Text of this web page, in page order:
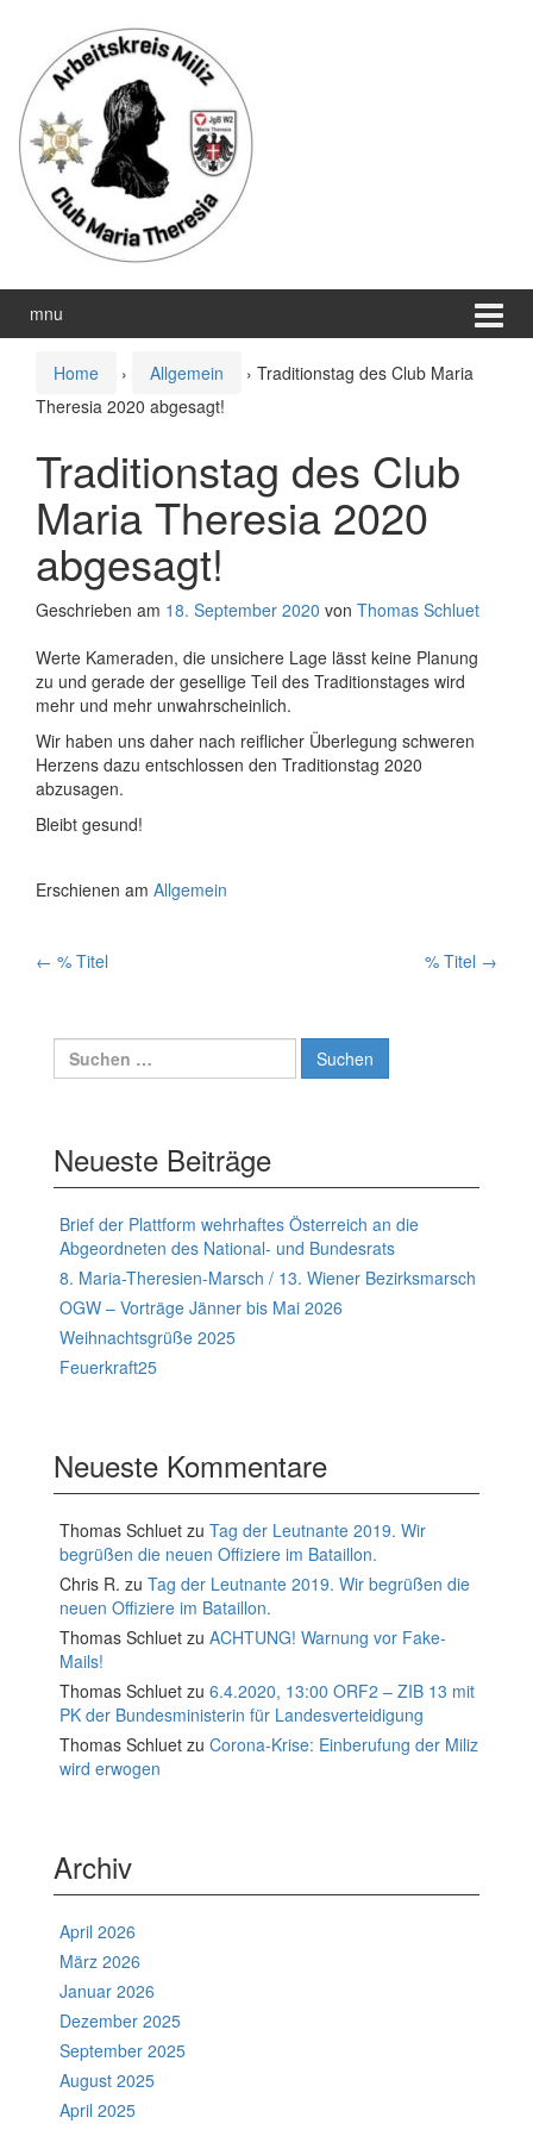
wechseln
Hauptmenü
springen
mnu
Home › Allgemein › Traditionstag des Club Maria
Theresia 2020 abgesagt!
Traditionstag des Club
Maria Theresia 2020
abgesagt!
Geschrieben am 18. September 2020 von Thomas Schluet
Werte Kameraden, die unsichere Lage lässt keine Planung
zu und gerade der gesellige Teil des Traditionstages wird
mehr und mehr unwahrscheinlich.
Wir haben uns daher nach reiflicher Überlegung schweren
Herzens dazu entschlossen den Traditionstag 2020
abzusagen.
Bleibt gesund!
Erschienen am Allgemein
Artikelnavigation
← % Titel % Titel →
Suchen
nach:
Neueste Beiträge
Brief der Plattform wehrhaftes Österreich an die
Abgeordneten des National- und Bundesrats
8. Maria-Theresien-Marsch / 13. Wiener Bezirksmarsch
OGW – Vorträge Jänner bis Mai 2026
Weihnachtsgrüße 2025
Feuerkraft25
Neueste Kommentare
Thomas Schluet zu Tag der Leutnante 2019. Wir
begrüßen die neuen Offiziere im Bataillon.
Chris R. zu Tag der Leutnante 2019. Wir begrüßen die
neuen Offiziere im Bataillon.
Thomas Schluet zu ACHTUNG! Warnung vor Fake-
Mails!
Thomas Schluet zu 6.4.2020, 13:00 ORF2 – ZIB 13 mit
PK der Bundesministerin für Landesverteidigung
Thomas Schluet zu Corona-Krise: Einberufung der Miliz
wird erwogen
Archiv
April 2026
März 2026
Januar 2026
Dezember 2025
September 2025
August 2025
April 2025